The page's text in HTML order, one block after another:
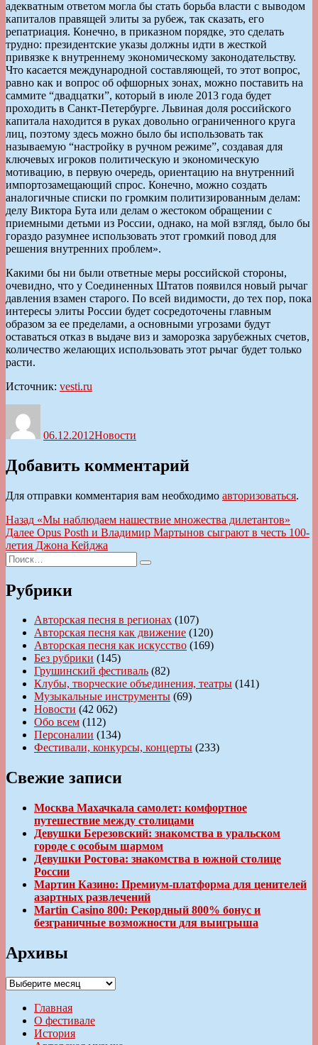
адекватным ответом могла бы стать борьба власти с выводом
капиталов правящей элиты за рубеж, так сказать, его
репатриация. Конечно, в приказном порядке, это сделать
трудно: президентские указы должны идти в жесткой
привязке к внутреннему экономическому законодательству.
Что касается международной составляющей, то этот вопрос,
равно как и вопрос об офшорных зонах, можно поставить на
саммите “двадцатки”, который в июле 2013 года будет
проходить в Санкт-Петербурге. Львиная доля российского
капитала находится в руках довольно ограниченного круга
лиц, поэтому здесь можно было бы использовать так
называемую “настройку в ручном режиме”, создавая для
ключевых игроков политическую и экономическую
мотивацию, в первую очередь, ориентацию на внутренний
импортозамещающий спрос. Конечно, можно создать
аналогичные списки по громким политизированным делам:
делу Виктора Бута или делам о жестоком обращении с
приемными детьми из России, однако, на мой взгляд, было бы
гораздо разумнее использовать этот громкий повод для
решения внутренних проблем».
Какими бы ни были ответные меры российской стороны,
очевидно, что у Соединенных Штатов появился новый рычаг
давления взамен старого. По всей видимости, до тех пор, пока
интересы элиты России будет сосредоточены главным
образом за ее пределами, а основными угрозами будут
оставаться отказ в выдаче виз и заморозка зарубежных счетов,
количество желающих использовать этот рычаг будет только
расти.
Источник: vesti.ru
06.12.2012Новости
Добавить комментарий
Для отправки комментария вам необходимо авторизоваться.
Навигация
по
записям
Назад Предыдущая
запись:
«Мы наблюдаем нашествие множества дилетантов»
Далее Следующая
запись:
Opus Posth и Владимир Мартынов сыграют в честь 100-
летия Джона Кейджа
Искать:
Поиск
Рубрики
Авторская песня в регионах (107)
Авторская песня как движение (120)
Авторская песня как искусство (169)
Без рубрики (145)
Грушинский фестиваль (82)
Клубы, творческие объединения, театры (141)
Музыкальные инструменты (69)
Новости (42 062)
Обо всем (112)
Персоналии (134)
Фестивали, конкурсы, концерты (233)
Свежие записи
Москва Махачкала самолет: комфортное
путешествие между столицами
Девушки Березовский: знакомства в уральском
городе с особым шармом
Девушки Ростова: знакомства в южной столице
России
Мартин Казино: Премиум-платформа для ценителей
азартных развлечений
Martin Casino 800: Рекордный 800% бонус и
безграничные возможности для выигрыша
Архивы
Архивы
Главная
О фестивале
История